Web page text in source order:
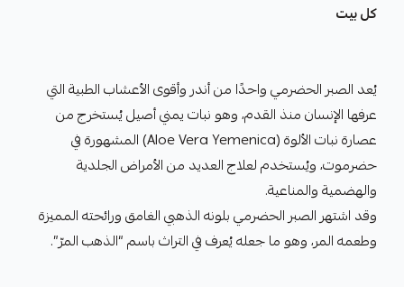
كل بيت
يُعد الصبر الحضرمي واحدًا من أندر وأقوى الأعشاب الطبية التي
عرفها الإنسان منذ القدم، وهو نبات يمني أصيل يُستخرج من
عصارة نبات الألوة (Aloe Vera Yemenica) المشهورة في
حضرموت، ويُستخدم لعلاج العديد من الأمراض الجلدية
والهضمية والمناعية.
وقد اشتهر الصبر الحضرمي بلونه الذهبي الغامق ورائحته المميزة
وطعمه المر، وهو ما جعله يُعرف في التراث باسم “الذهب المرّ”.